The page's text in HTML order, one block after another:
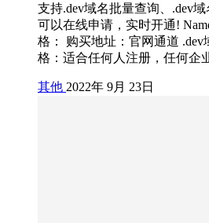
支持.dev域名批量查询、.dev
可以在线申请，实时开通!
格： 购买地址：官网通道
格：适合任何人注册，任何企
其他 2022年 9月 23日